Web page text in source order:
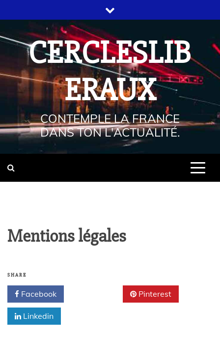
CERCLESLIB
ERAUX
CONTEMPLE LA FRANCE
DANS TON L'ACTUALITÉ.
Mentions légales
SHARE
Facebook Pinterest
Linkedin